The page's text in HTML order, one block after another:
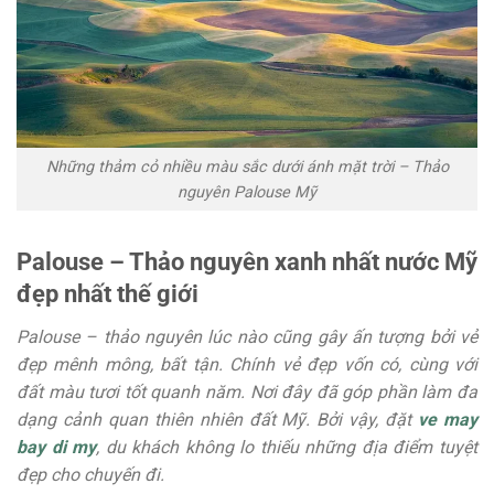
Những thảm cỏ nhiều màu sắc dưới ánh mặt trời – Thảo
nguyên Palouse Mỹ
Palouse – Thảo nguyên xanh nhất nước Mỹ
đẹp nhất thế giới
Palouse – thảo nguyên lúc nào cũng gây ấn tượng bởi vẻ
đẹp mênh mông, bất tận. Chính vẻ đẹp vốn có, cùng với
đất màu tươi tốt quanh năm. Nơi đây đã góp phần làm đa
dạng cảnh quan thiên nhiên đất Mỹ. Bởi vậy, đặt ve may
bay di my, du khách không lo thiếu những địa điểm tuyệt
đẹp cho chuyến đi.